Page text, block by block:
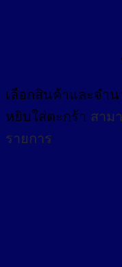
เลือกสินค้าและจำ
หยิบใส่ตะกร้า สาม
รายการ